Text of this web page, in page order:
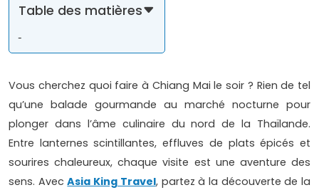
Table des matières
Vous cherchez quoi faire à Chiang Mai le soir ? Rien de tel
qu’une balade gourmande au marché nocturne pour
plonger dans l’âme culinaire du nord de la Thaïlande.
Entre lanternes scintillantes, effluves de plats épicés et
sourires chaleureux, chaque visite est une aventure des
sens. AvecAsia King Travel, partez à la découverte de la